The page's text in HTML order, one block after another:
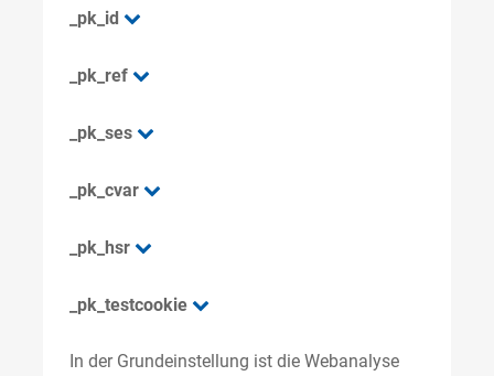
_pk_id
_pk_ref
_pk_ses
_pk_cvar
_pk_hsr
_pk_testcookie
In der Grundeinstellung ist die Webanalyse